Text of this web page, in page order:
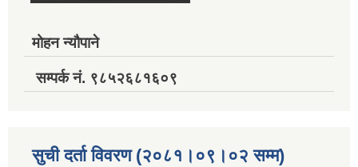
मोहन न्यौपाने
सम्पर्क नं. ९८५२६८१६०९
सुची दर्ता विवरण (२०८१।०९।०२ सम्म)